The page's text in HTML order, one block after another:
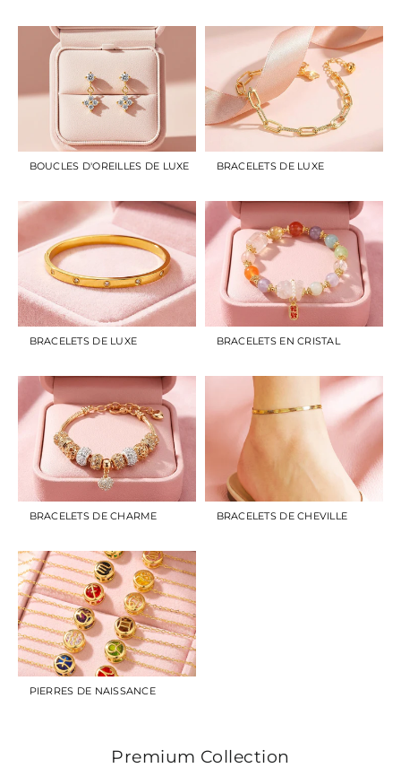
BOUCLES D'OREILLES DE LUXE BRACELETS DE LUXE
BRACELETS DE LUXE BRACELETS EN CRISTAL
BRACELETS DE CHARME BRACELETS DE CHEVILLE
PIERRES DE NAISSANCE
Premium Collection